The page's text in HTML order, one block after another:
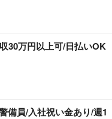
30万円以上可/日払いOK
備員/入社祝い金あり/週1